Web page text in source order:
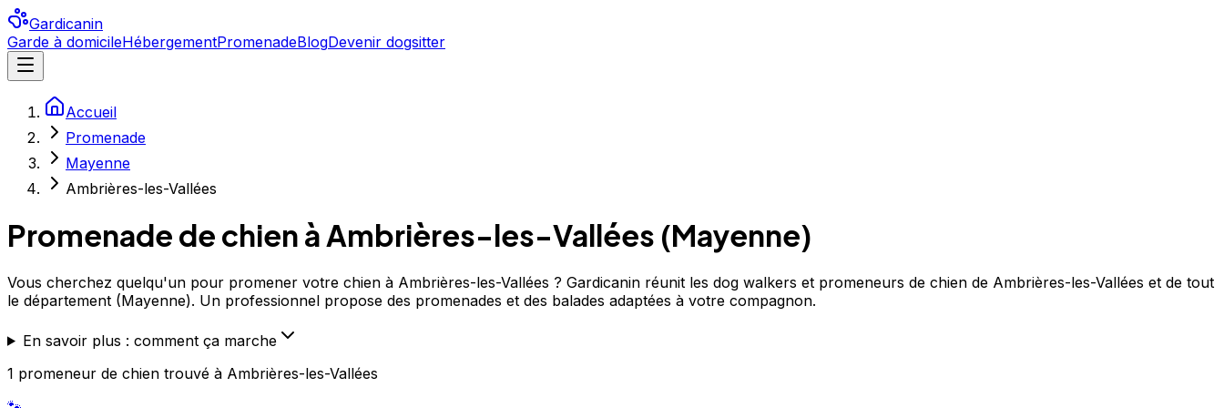
Gardicanin
Garde à domicileHébergementPromenadeBlogDevenir dogsitter
Accueil
Promenade
Mayenne
Ambrières-les-Vallées
Promenade de chien àAmbrières-les-Vallées (Mayenne)
Vous cherchez quelqu'un pour promener votre chien à Ambrières-les-Vallées ? Gardicanin réunit les dog walkers et promeneurs de chien de Ambrières-les-Vallées et de tout
le département (Mayenne). Un professionnel propose des promenades et des balades adaptées à votre compagnon.
En savoir plus : comment ça marche
1 promeneur de chien trouvé à Ambrières-les-Vallées